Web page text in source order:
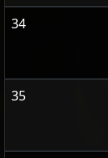
34
35